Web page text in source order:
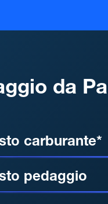
da
carburante*
pedaggio